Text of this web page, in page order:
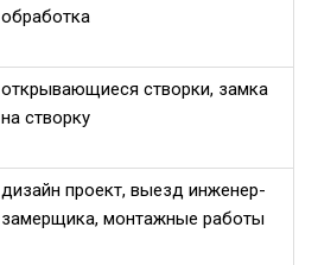
обработка
открывающиеся створки, замка
на створку
дизайн проект, выезд инженер-
замерщика, монтажные работы